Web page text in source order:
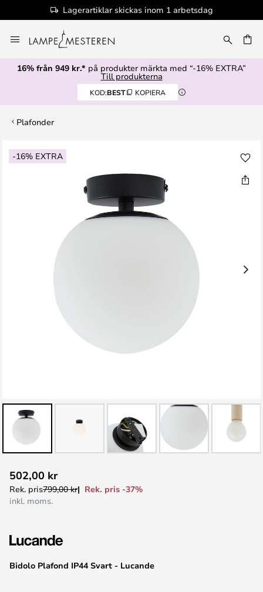
Lagerartiklar skickas inom 1 arbetsdag
till
innehållet
16% från 949 kr.* på produkter märkta med “-16% EXTRA”
Till produkterna
KOD:BEST KOPIERA
Plafonder
-16% EXTRA
Hoppa
till
till
början
Bidolo Plafond IP44 Svart - Lucande
502,00 kr
Rek. pris799,00 kr
Rek. pris -37%
inkl. moms.